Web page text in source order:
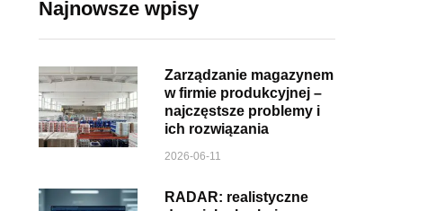
Najnowsze wpisy
Zarządzanie magazynem
w firmie produkcyjnej –
najczęstsze problemy i
ich rozwiązania
2026-06-11
RADAR: realistyczne